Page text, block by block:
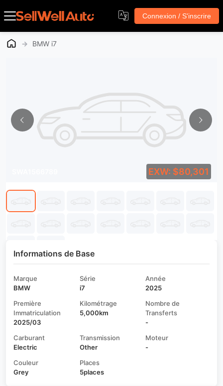
Connexion / S'inscrire
→ BMW i7
EXW: $80,301
Informations de Base
Marque
BMW
Série
i7
Année
2025
Première
Immatriculation
2025/03
Kilométrage
5,000km
Nombre de
Transferts
-
Carburant
Electric
Transmission
Other
Moteur
-
Couleur
Grey
Places
5places